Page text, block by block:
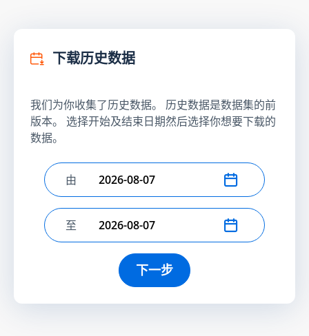
下载历史数据
我们为你收集了历史数据。 历史数据是数据集的前
版本。 选择开始及结束日期然后选择你想要下载的
数据。
选择开始日期
由
选择结束日期
至
下一步